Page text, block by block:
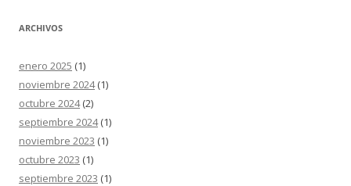
ARCHIVOS
enero 2025 (1)
noviembre 2024(1)
octubre 2024(2)
septiembre 2024(1)
noviembre 2023 (1)
octubre 2023 (1)
septiembre 2023 (1)